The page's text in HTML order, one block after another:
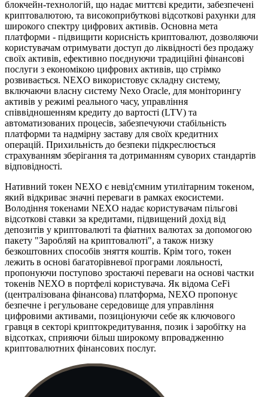
блокчейн-технологій, що надає миттєві кредити, забезпечені
криптовалютою, та високоприбуткові відсоткові рахунки для
широкого спектру цифрових активів. Основна мета
платформи - підвищити корисність криптовалют, дозволяючи
користувачам отримувати доступ до ліквідності без продажу
своїх активів, ефективно поєднуючи традиційні фінансові
послуги з економікою цифрових активів, що стрімко
розвивається. NEXO використовує складну систему,
включаючи власну систему Nexo Oracle, для моніторингу
активів у режимі реального часу, управління
співвідношенням кредиту до вартості (LTV) та
автоматизованих процесів, забезпечуючи стабільність
платформи та надмірну заставу для своїх кредитних
операцій. Прихильність до безпеки підкреслюється
страхуванням зберігання та дотриманням суворих стандартів
відповідності.
Нативний токен NEXO є невід'ємним утилітарним токеном,
який відкриває значні переваги в рамках екосистеми.
Володіння токенами NEXO надає користувачам пільгові
відсоткові ставки за кредитами, підвищений дохід від
депозитів у криптовалюті та фіатних валютах за допомогою
пакету "Заробляй на криптовалюті", а також низку
безкоштовних способів зняття коштів. Крім того, токен
лежить в основі багаторівневої програми лояльності,
пропонуючи поступово зростаючі переваги на основі частки
токенів NEXO в портфелі користувача. Як відома CeFi
(централізована фінансова) платформа, NEXO пропонує
безпечне і регульоване середовище для управління
цифровими активами, позиціонуючи себе як ключового
гравця в секторі криптокредитування, позик і заробітку на
відсотках, сприяючи більш широкому впровадженню
криптовалютних фінансових послуг.